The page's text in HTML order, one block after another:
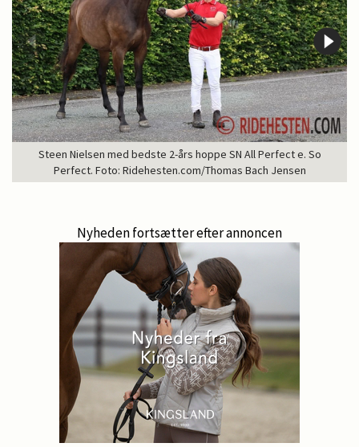
Steen Nielsen med bedste 2-års hoppe SN All Perfect e. So
Perfect. Foto: Ridehesten.com/Thomas Bach Jensen
Nyheden fortsætter efter annoncen